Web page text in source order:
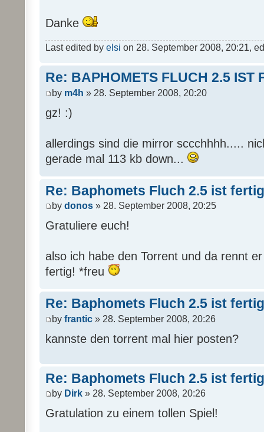
Danke
Last edited by elsi on 28. September 2008, 20:21,
Re: BAPHOMETS FLUCH 2.5 IST
by m4h » 28. September 2008, 20:20
gz! :)
allerdings sind die mirror sccchhhh.....
gerade mal 113 kb down...
Re: Baphomets Fluch 2.5 ist fertig
by donos » 28. September 2008, 20:25
Gratuliere euch!
also ich habe den Torrent und da rennt
fertig! *freu
Re: Baphomets Fluch 2.5 ist fertig
by frantic » 28. September 2008, 20:26
kannste den torrent mal hier posten?
Re: Baphomets Fluch 2.5 ist fertig
by Dirk » 28. September 2008, 20:26
Gratulation zu einem tollen Spiel!